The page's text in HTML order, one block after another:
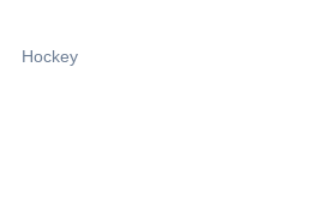
Hockey